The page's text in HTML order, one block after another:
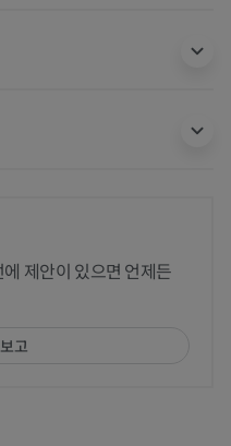
제안이 있으면 언제든
고